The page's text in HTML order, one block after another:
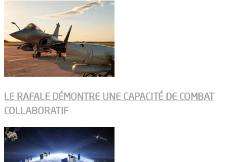
LE RAFALE DÉMONTRE UNE CAPACITÉ DE COMBAT
COLLABORATIF